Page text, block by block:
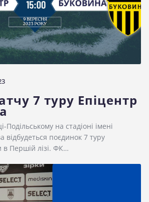
7 туру Епіцентр
Подільському на стадіоні імені
відбудеться поєдинок 7 туру
в Першій лізі. ФК…